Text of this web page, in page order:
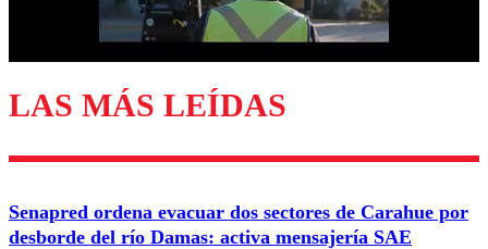
Enviar comentario
LAS MÁS LEÍDAS
Senapred ordena evacuar dos sectores de Carahue por
desborde del río Damas: activa mensajería SAE